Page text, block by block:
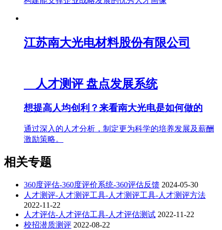
江苏南大光电材料股份有限公司
人才测评 盘点发展系统
想提高人均创利？来看南大光电是如何做的
通过深入的人才分析，制定更为科学的培养发展及薪酬
激励策略。
相关专题
360度评估-360度评价系统-360评估反馈 2024-05-30
人才测评-人才测评工具-人才测评工具-人才测评方法
2022-11-22
人才评估-人才评估工具-人才评估测试 2022-11-22
校招潜质测评 2022-08-22